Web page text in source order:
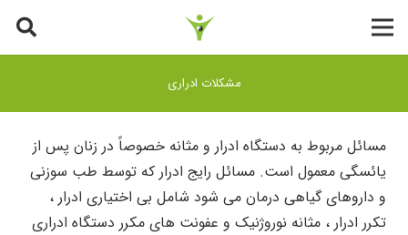
مشکلات ادراری
مسائل مربوط به دستگاه ادرار و مثانه خصوصاً در زنان پس از
یائسگی معمول است. مسائل رایج ادرار که توسط طب سوزنی
و داروهای گیاهی درمان می شود شامل بی اختیاری ادرار ،
تکرر ادرار ، مثانه نوروژنیک و عفونت های مکرر دستگاه ادراری